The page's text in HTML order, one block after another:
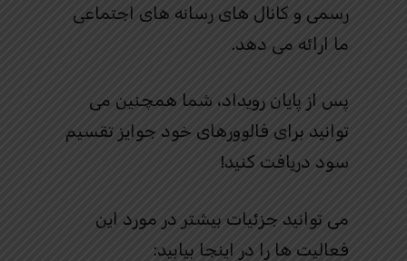
رسمی و کانال های رسانه های اجتماعی
ما ارائه می دهد.
پس از پایان رویداد، شما همچنین می
توانید برای فالوورهای خود جوایز تقسیم
سود دریافت کنید!
می توانید جزئیات بیشتر در مورد این
فعالیت ها را در اینجا بیابید: